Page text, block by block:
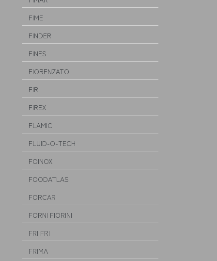
FIME
FINDER
FINES
FIORENZATO
FIR
FIREX
FLAMIC
FLUID-O-TECH
FOINOX
FOODATLAS
FORCAR
FORNI FIORINI
FRI FRI
FRIMA